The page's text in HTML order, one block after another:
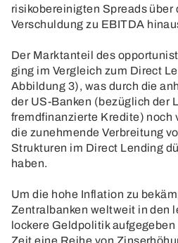
risikobereinigten Spreads über
Verschuldung zu EBITDA
Der Marktanteil des
ging im Vergleich zum Direct
Abbildung 3), was durch die
der US-Banken (bezüglich der
fremdfinanzierte Kredite) noch
die zunehmende Verbreitung
Strukturen im Direct Lending
haben.
Um die hohe Inflation zu
Zentralbanken weltweit in den
lockere Geldpolitik
Zeit eine Reihe von